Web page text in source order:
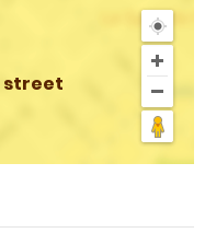
street